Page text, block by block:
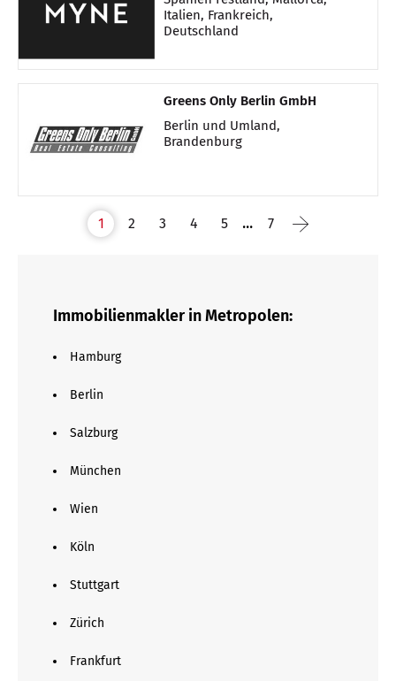
Italien, Frankreich,
Deutschland
Greens Only Berlin GmbH
Berlin und Umland,
Brandenburg
1 2 3 4 5 ... 7
Immobilienmakler in Metropolen:
Hamburg
Berlin
Salzburg
München
Wien
Köln
Stuttgart
Zürich
Frankfurt